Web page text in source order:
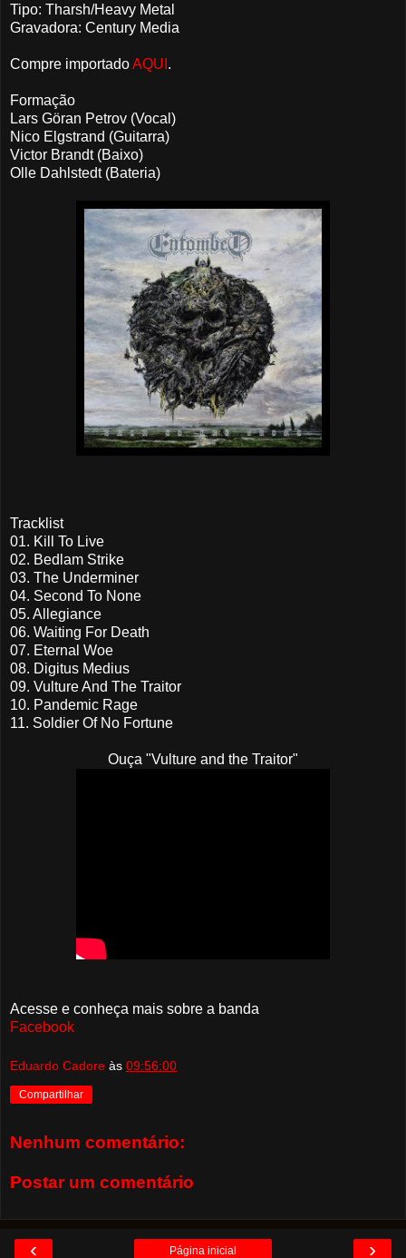
Tipo: Tharsh/Heavy Metal
Gravadora: Century Media
Compre importadoAQUI .
Formação
Lars Göran Petrov (Vocal)
Nico Elgstrand (Guitarra)
Victor Brandt (Baixo)
Olle Dahlstedt (Bateria)
Tracklist
01. Kill To Live
02. Bedlam Strike
03. The Underminer
04. Second To None
05. Allegiance
06. Waiting For Death
07. Eternal Woe
08. Digitus Medius
09. Vulture And The Traitor
10. Pandemic Rage
11. Soldier Of No Fortune
Ouça "Vulture and the Traitor"
Acesse e conheça mais sobre a banda
Facebook
Eduardo Cadore às 09:56:00
Compartilhar
Nenhum comentário:
Postar um comentário
‹ ›
Página inicial